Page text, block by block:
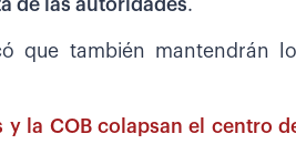
de las autoridades.
que también mantendrán
y la COB colapsan el centro